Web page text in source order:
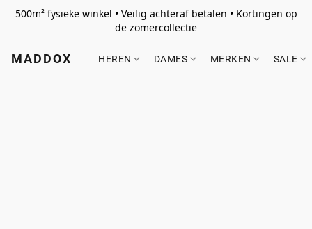
500m² fysieke winkel • Veilig achteraf betalen • Kortingen op
de zomercollectie
MADDOX HEREN DAMES MERKEN SALE